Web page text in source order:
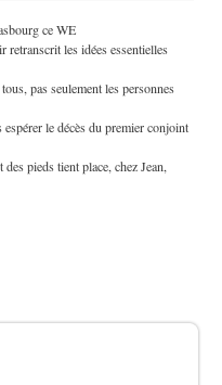
ce WE
retranscrit les idées essentielles
pas seulement les personnes
le décès du premier conjoint
pieds tient place, chez Jean,